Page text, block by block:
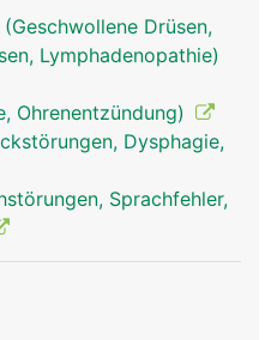
Drüsen,
Lymphadenopathie)
Ohrenentzündung)
Dysphagie,
Sprachfehler,